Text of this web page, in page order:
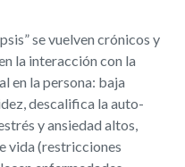
se vuelven crónicos y
la interacción con la
en la persona: ​baja
descalifica la auto-
y ansiedad altos,
vida (restricciones